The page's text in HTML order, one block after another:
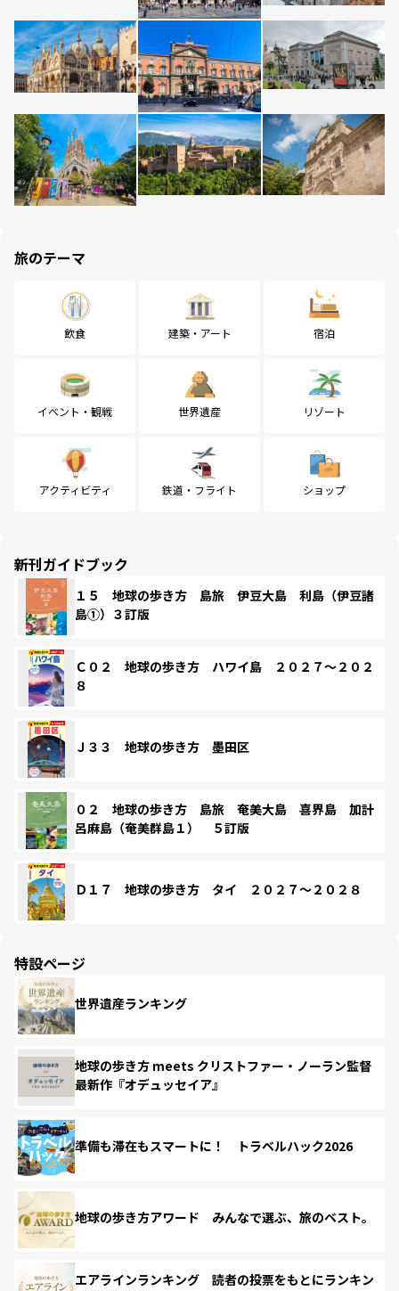
旅のテーマ
飲食 建築・アート 宿泊
イベント・観戦 世界遺産 リゾート
アクティビティ 鉄道・フライト ショップ
新刊ガイドブック
１５ 地球の歩き方 島旅 伊豆大島 利島（伊豆諸
島①）３訂版
Ｃ０２ 地球の歩き方 ハワイ島 ２０２７～２０２
８
Ｊ３３ 地球の歩き方 墨田区
０２ 地球の歩き方 島旅 奄美大島 喜界島 加計
呂麻島（奄美群島１） ５訂版
Ｄ１７ 地球の歩き方 タイ ２０２７～２０２８
特設ページ
世界遺産ランキング
地球の歩き方 meets クリストファー・ノーラン監督
最新作『オデュッセイア』
準備も滞在もスマートに！ トラベルハック2026
地球の歩き方アワード みんなで選ぶ、旅のベスト。
エアラインランキング 読者の投票をもとにランキン